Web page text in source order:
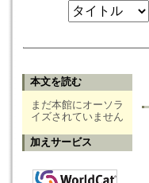
本文を読む
まだ本館にオーソラ
イズされていません
加えサービス